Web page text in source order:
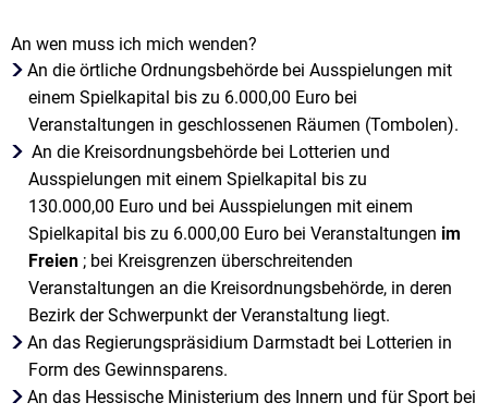
An wen muss ich mich wenden?
An die örtliche Ordnungsbehörde bei Ausspielungen mit
einem Spielkapital bis zu 6.000,00 Euro bei
Veranstaltungen in geschlossenen Räumen (Tombolen).
An die Kreisordnungsbehörde bei Lotterien und
Ausspielungen mit einem Spielkapital bis zu
130.000,00 Euro und bei Ausspielungen mit einem
Spielkapital bis zu 6.000,00 Euro bei Veranstaltungen im
Freien ; bei Kreisgrenzen überschreitenden
Veranstaltungen an die Kreisordnungsbehörde, in deren
Bezirk der Schwerpunkt der Veranstaltung liegt.
An das Regierungspräsidium Darmstadt bei Lotterien in
Form des Gewinnsparens.
An das Hessische Ministerium des Innern und für Sport bei